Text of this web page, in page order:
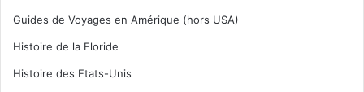
Guides de Voyages en Amérique (hors USA)
Histoire de la Floride
Histoire des Etats-Unis